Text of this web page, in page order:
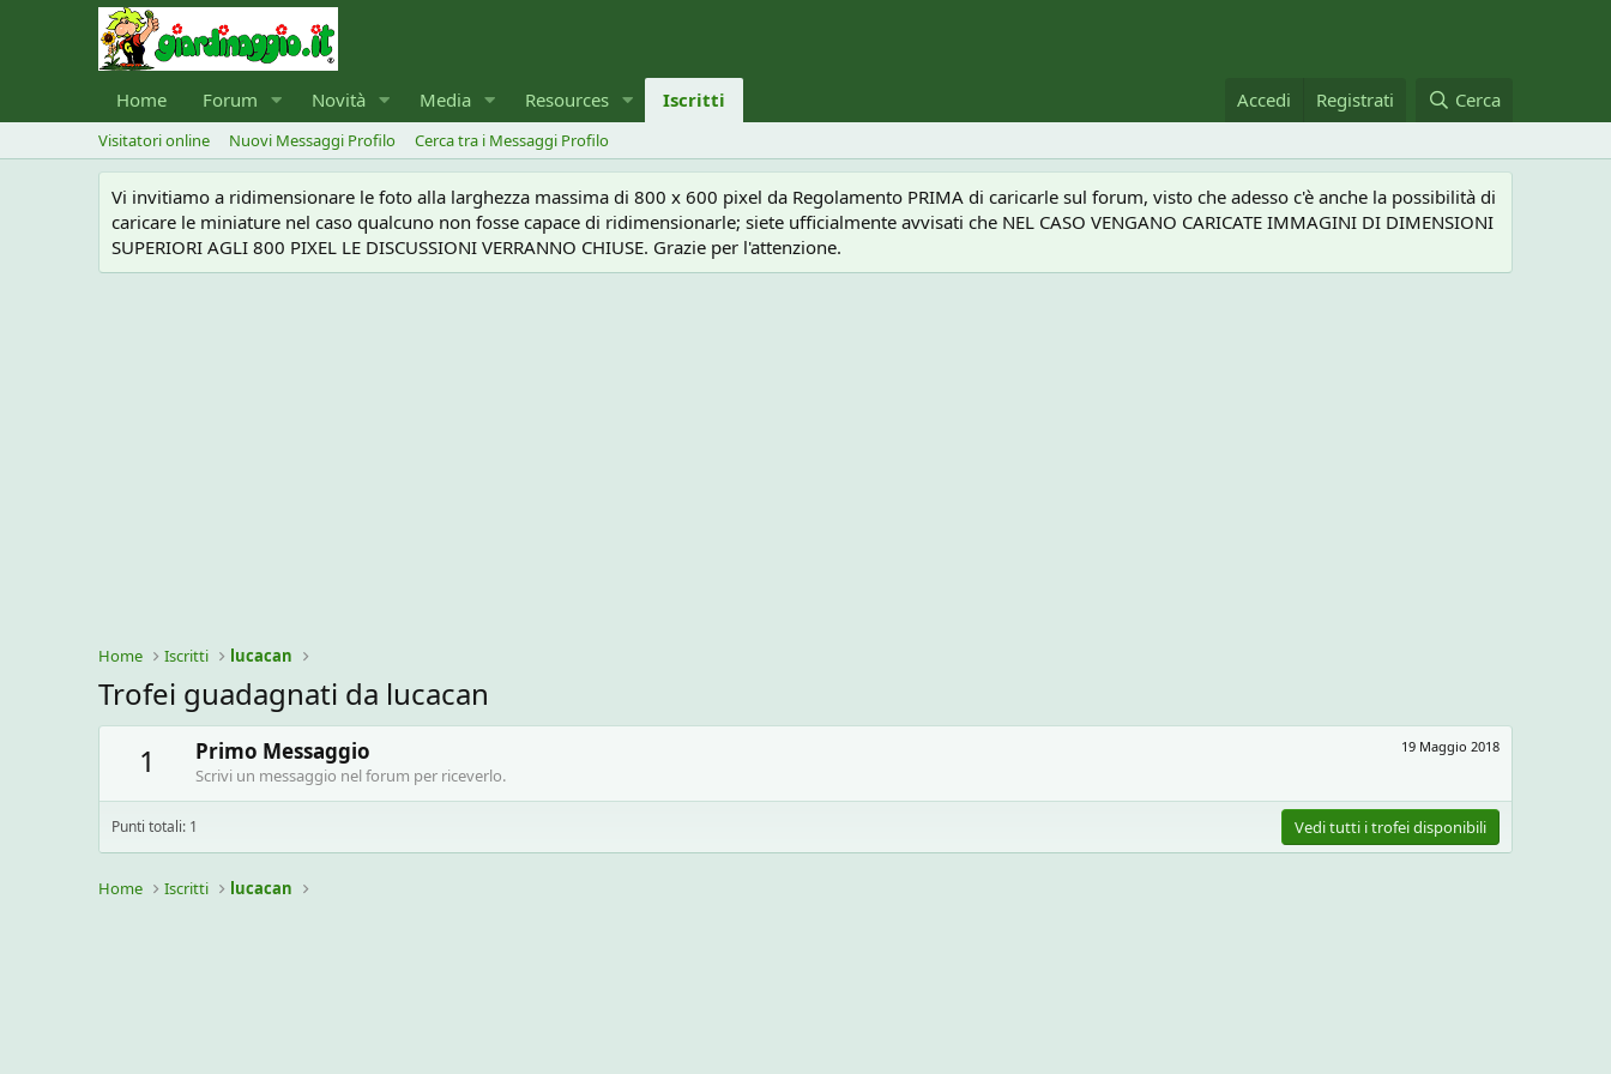
Home Forum Novità Media Resources Iscritti Accedi Registrati Cerca
Visitatori online Nuovi Messaggi Profilo Cerca tra i Messaggi Profilo
Vi invitiamo a ridimensionare le foto alla larghezza massima di 800 x 600 pixel da Regolamento PRIMA di caricarle sul forum, visto che adesso c'è anche la possibilità di
caricare le miniature nel caso qualcuno non fosse capace di ridimensionarle; siete ufficialmente avvisati che NEL CASO VENGANO CARICATE IMMAGINI DI DIMENSIONI
SUPERIORI AGLI 800 PIXEL LE DISCUSSIONI VERRANNO CHIUSE. Grazie per l'attenzione.
Home Iscritti lucacan
Trofei guadagnati da lucacan
1
19 Maggio 2018
Primo Messaggio
Scrivi un messaggio nel forum per riceverlo.
Punti totali: 1 Vedi tutti i trofei disponibili
Home Iscritti lucacan